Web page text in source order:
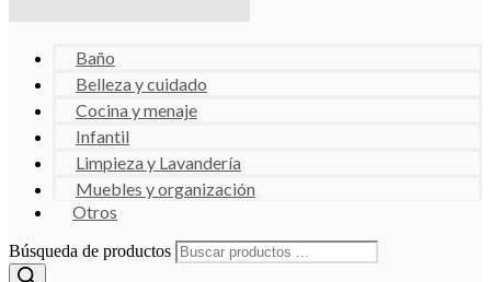
Baño
Belleza y cuidado
Cocina y menaje
Infantil
Limpieza y Lavandería
Muebles y organización
Otros
Búsqueda de productos